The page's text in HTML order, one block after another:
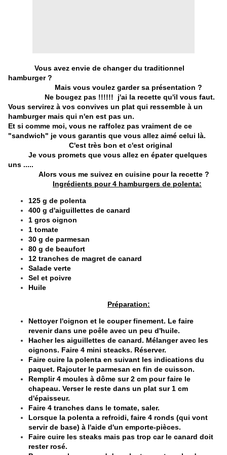
Vous avez envie de changer du traditionnel
hamburger ?
Mais vous voulez garder sa présentation ?
Ne bougez pas !!!!!! j'ai la recette qu'il vous faut.
Vous servirez à vos convives un plat qui ressemble à un
hamburger mais qui n'en est pas un.
Et si comme moi, vous ne raffolez pas vraiment de ce
"sandwich" je vous garantis que vous allez aimé celui là.
C'est très bon et c'est original
Je vous promets que vous allez en épater quelques
uns .....
Alors vous me suivez en cuisine pour la recette ?
Ingrédients pour 4 hamburgers de polenta:
125 g de polenta
400 g d'aiguillettes de canard
1 gros oignon
1 tomate
30 g de parmesan
80 g de beaufort
12 tranches de magret de canard
Salade verte
Sel et poivre
Huile
Préparation:
Nettoyer l'oignon et le couper finement. Le faire
revenir dans une poêle avec un peu d'huile.
Hacher les aiguillettes de canard. Mélanger avec les
oignons. Faire 4 mini steacks. Réserver.
Faire cuire la polenta en suivant les indications du
paquet. Rajouter le parmesan en fin de cuisson.
Remplir 4 moules à dôme sur 2 cm pour faire le
chapeau. Verser le reste dans un plat sur 1 cm
d'épaisseur.
Faire 4 tranches dans le tomate, saler.
Lorsque la polenta a refroidi, faire 4 ronds (qui vont
servir de base) à l'aide d'un emporte-pièces.
Faire cuire les steaks mais pas trop car le canard doit
rester rosé.